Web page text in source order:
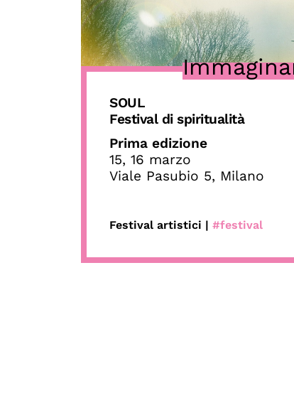
SOUL
Festival di spiritualità
Prima edizione
15, 16 marzo
Viale Pasubio 5, Milano
Festival artistici | #festival